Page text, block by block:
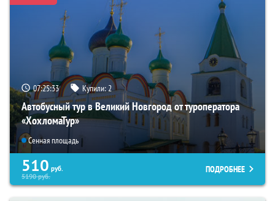
07:25:32 Купили:2
Автобусный тур в Великий Новгород от туроператора
«ХохломаТур»
Сенная площадь
510 руб.
5190руб.
ПОДРОБНЕЕ